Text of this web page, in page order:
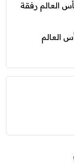
العالم رفقة
العالم